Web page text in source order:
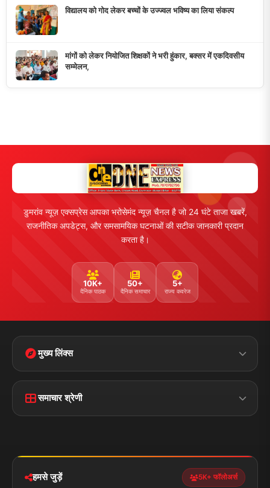
विद्यालय को गोद लेकर बच्चों के उज्ज्वल भविष्य का लिया संकल्प
मांगों को लेकर नियोजित शिक्षकों ने भरी हुंकार, बक्सर में एकदिवसीय
सम्मेलन,
डुमरांव न्यूज़ एक्सप्रेस आपका भरोसेमंद न्यूज़ चैनल है जो 24 घंटे ताजा खबरें,
राजनीतिक अपडेट्स, और समसामयिक घटनाओं की सटीक जानकारी प्रदान
करता है।
10K+
दैनिक पाठक
50+
दैनिक समाचार
5+
राज्य कवरेज
मुख्य लिंक्स
लाइव टीवी ब्रेकिंग न्यूज़
समाचार श्रेणी
हमसे जुड़ें 5K+ फॉलोअर्स